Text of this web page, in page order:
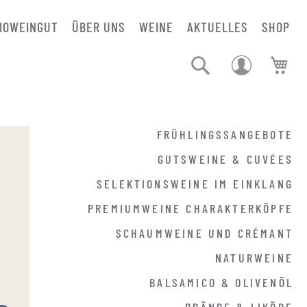
ÜBER UNS WEINE AKTUELLES SHOP
Suche
FRÜHLINGSSANGEBOTE
GUTSWEINE & CUVÉES
SELEKTIONSWEINE IM EINKLANG
PREMIUMWEINE CHARAKTERKÖPFE
SCHAUMWEINE UND CRÉMANT
NATURWEINE
BALSAMICO & OLIVENÖL